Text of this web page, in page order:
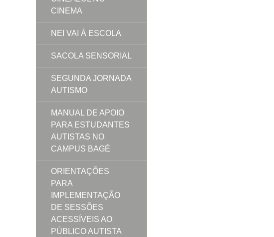
CINEMA
NEI VAI À ESCOLA
SACOLA SENSORIAL
SEGUNDA JORNADA
AUTISMO
MANUAL DE APOIO
PARA ESTUDANTES
AUTISTAS NO
CAMPUS BAGÉ
ORIENTAÇÕES
PARA
IMPLEMENTAÇÃO
DE SESSÕES
ACESSÍVEIS AO
PÚBLICO AUTISTA